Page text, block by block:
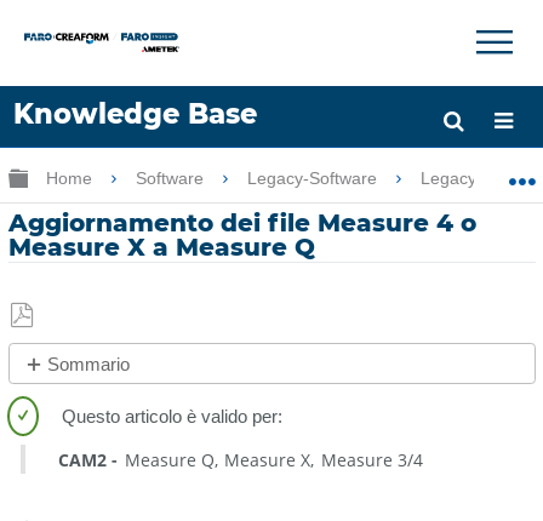
Knowledge Base
Lingua
Chiedere aiuto Accesso
×
Ingrandisci/riduci gerarchia globale
Home Software Legacy-Software Legacy-
Aggiornamento dei file Measure 4 o
Measure X a Measure Q
Salva
come
PDF
Sommario
No
intestazioni
CAM2 Measure Q Measure X Measure 3/4